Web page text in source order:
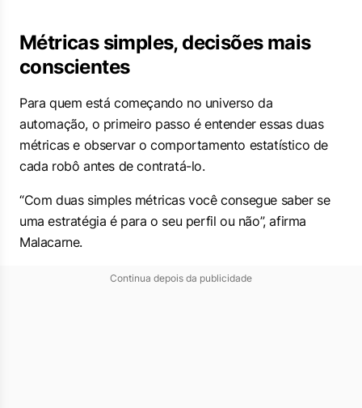
Métricas simples, decisões mais
conscientes
Para quem está começando no universo da
automação, o primeiro passo é entender essas duas
métricas e observar o comportamento estatístico de
cada robô antes de contratá-lo.
“Com duas simples métricas você consegue saber se
uma estratégia é para o seu perfil ou não”, afirma
Malacarne.
Continua depois da publicidade